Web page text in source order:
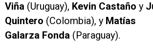
Viña (Uruguay), Kevin Castaño y
Quintero (Colombia), y Matías
Galarza Fonda (Paraguay).